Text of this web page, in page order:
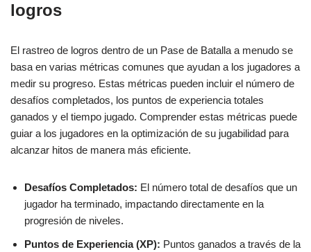
logros
El rastreo de logros dentro de un Pase de Batalla a menudo se
basa en varias métricas comunes que ayudan a los jugadores a
medir su progreso. Estas métricas pueden incluir el número de
desafíos completados, los puntos de experiencia totales
ganados y el tiempo jugado. Comprender estas métricas puede
guiar a los jugadores en la optimización de su jugabilidad para
alcanzar hitos de manera más eficiente.
Desafíos Completados: El número total de desafíos que un
jugador ha terminado, impactando directamente en la
progresión de niveles.
Puntos de Experiencia (XP): Puntos ganados a través de la